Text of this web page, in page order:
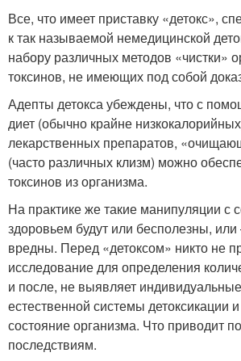
Все, что имеет приставку «детокс»,
к так называемой немедицинской
набору различных методов «чистки»
токсинов, не имеющих под собой
Адепты детокса убеждены, что с
диет (обычно крайне
лекарственных препаратов,
(часто различных клизм) можно
токсинов из организма.
На практике же такие манипуляции с
здоровьем будут или бесполезны,
вредны. Перед «детоксом» никто не
исследование для определения
и после, не выявляет
естественной системы детоксикации
состояние организма. Что приводит
последствиям.